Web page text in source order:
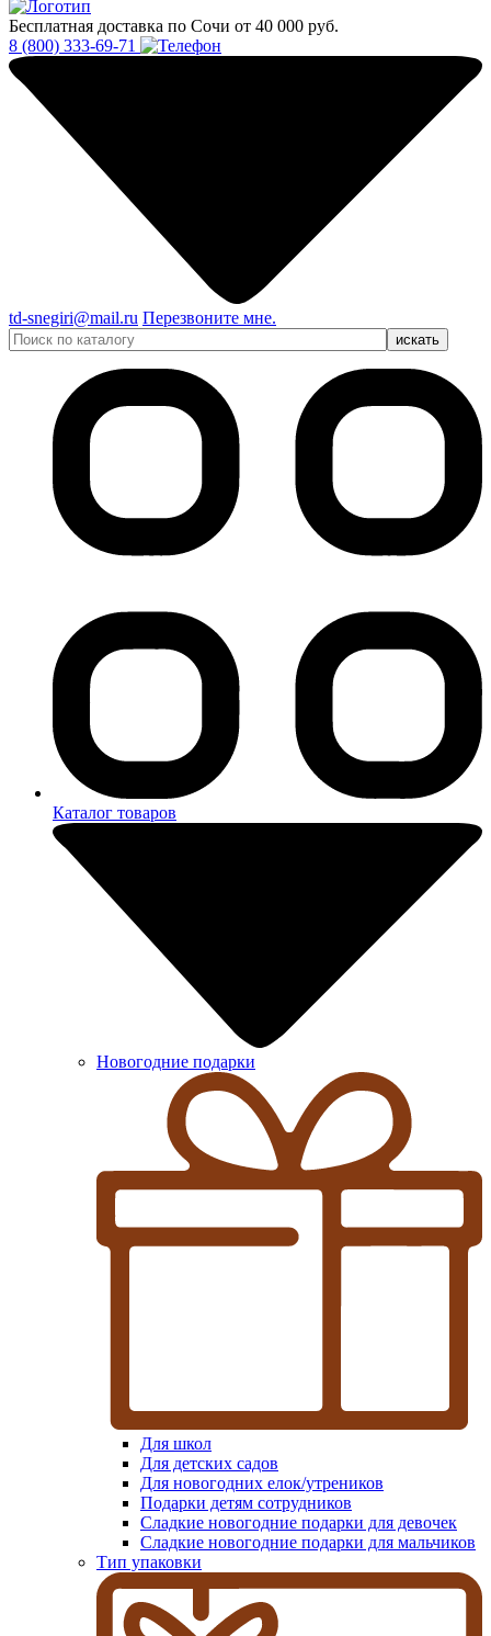
Бесплатная доставка по Сочи от 40 000 руб.
8 (800) 333-69-71
td-snegiri@mail.ru Перезвоните мне.
Каталог товаров
Новогодние подарки
Для школ
Для детских садов
Для новогодних елок/утреников
Подарки детям сотрудников
Сладкие новогодние подарки для девочек
Сладкие новогодние подарки для мальчиков
Тип упаковки